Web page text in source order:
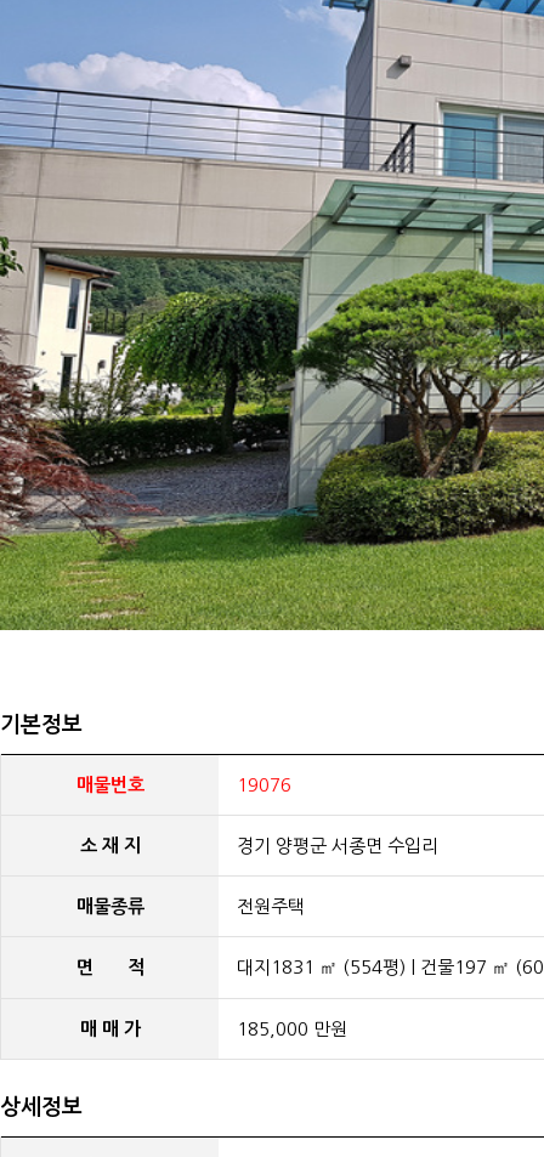
기본정보
매물번호 19076
소 재 지 경기 양평군 서종면 수입리
매물종류 전원주택
면 적 대지1831 ㎡ (554평) | 건물197 ㎡
매 매 가 185,000 만원
상세정보